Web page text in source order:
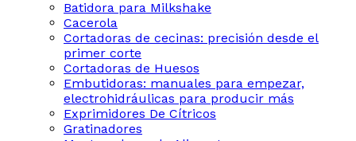
Batidora para Milkshake
Cacerola
Cortadoras de cecinas: precisión desde el
primer corte
Cortadoras de Huesos
Embutidoras: manuales para empezar,
electrohidráulicas para producir más
Exprimidores De Cítricos
Gratinadores